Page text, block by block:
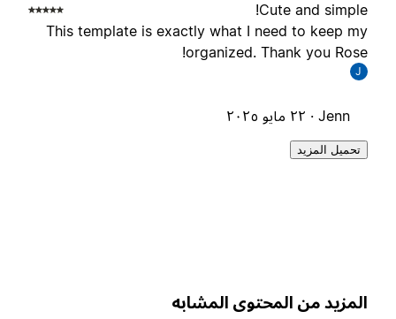
Cute and
This template is exactly what I need to keep
organized. Thank you
Jenn · ٢٢ مايو ٢٠٢٥
تحميل المزيد
من المحتوى المشابه